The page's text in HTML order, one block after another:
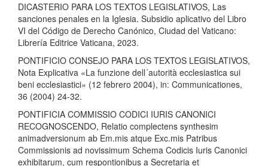
DICASTERIO PARA LOS TEXTOS LEGISLATIVOS, Las
sanciones penales en la Iglesia. Subsidio aplicativo del Libro
VI del Código de Derecho Canónico, Ciudad del Vaticano:
Librería Editrice Vaticana, 2023.
PONTIFICIO CONSEJO PARA LOS TEXTOS LEGISLATIVOS,
Nota Explicativa «La funzione dell´autorità ecclesiastica sui
beni ecclesiastici» (12 febrero 2004), in: Communicationes,
36 (2004) 24-32.
PONTIFICIA COMMISSIO CODICI IURIS CANONICI
RECOGNOSCENDO, Relatio complectens synthesim
animadversionum ab Em.mis atque Exc.mis Patribus
Commissionis ad novissimum Schema Codicis Iuris Canonici
exhibitarum, cum respontionibus a Secretaria et